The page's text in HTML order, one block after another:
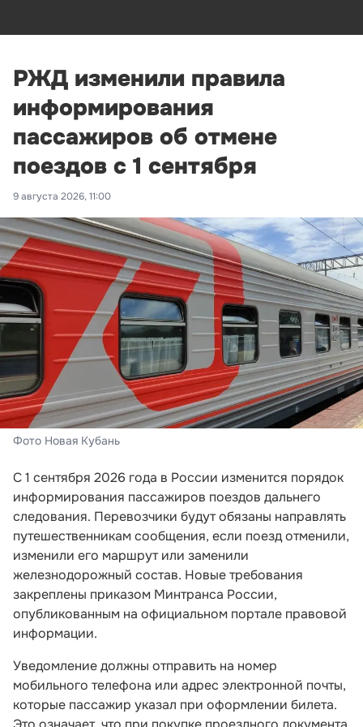
РЖД изменили правила
информирования
пассажиров об отмене
поездов с 1 сентября
9 августа 2026, 11:00
Фото Новая Кубань
С 1 сентября 2026 года в России изменится порядок
информирования пассажиров поездов дальнего
следования. Перевозчики будут обязаны направлять
путешественникам сообщения, если поезд отменили,
изменили его маршрут или заменили
железнодорожный состав. Новые требования
закреплены приказом Минтранса России,
опубликованным на официальном портале правовой
информации.
Уведомление должны отправить на номер
мобильного телефона или адрес электронной почты,
которые пассажир указал при оформлении билета.